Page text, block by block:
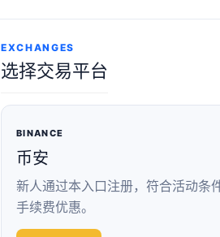
EXCHANGES
选择交易平台
BINANCE
币安
新人通过本入口注册，符合活动条
手续费优惠。